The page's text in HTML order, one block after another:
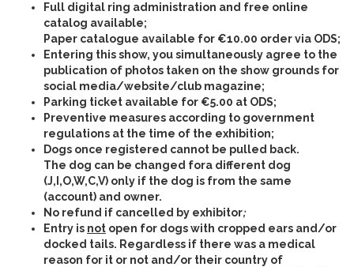
Full digital ring administration and free online
catalog available;
Paper catalogue available for €10.00 order via ODS;
Entering this show, you simultaneously agree to the
publication of photos taken on the show grounds for
social media/website/club magazine;
Parking ticket available for €5.00 at ODS;
Preventive measures according to government
regulations at the time of the exhibition;
Dogs once registered cannot be pulled back.
The dog can be changed fora different dog
(J,I,O,W,C,V) only if the dog is from the same
(account) and owner.
No refund if cancelled by exhibitor;
Entry is not open for dogs with cropped ears and/or
docked tails. Regardless if there was a medical
reason for it or not and/or their country of